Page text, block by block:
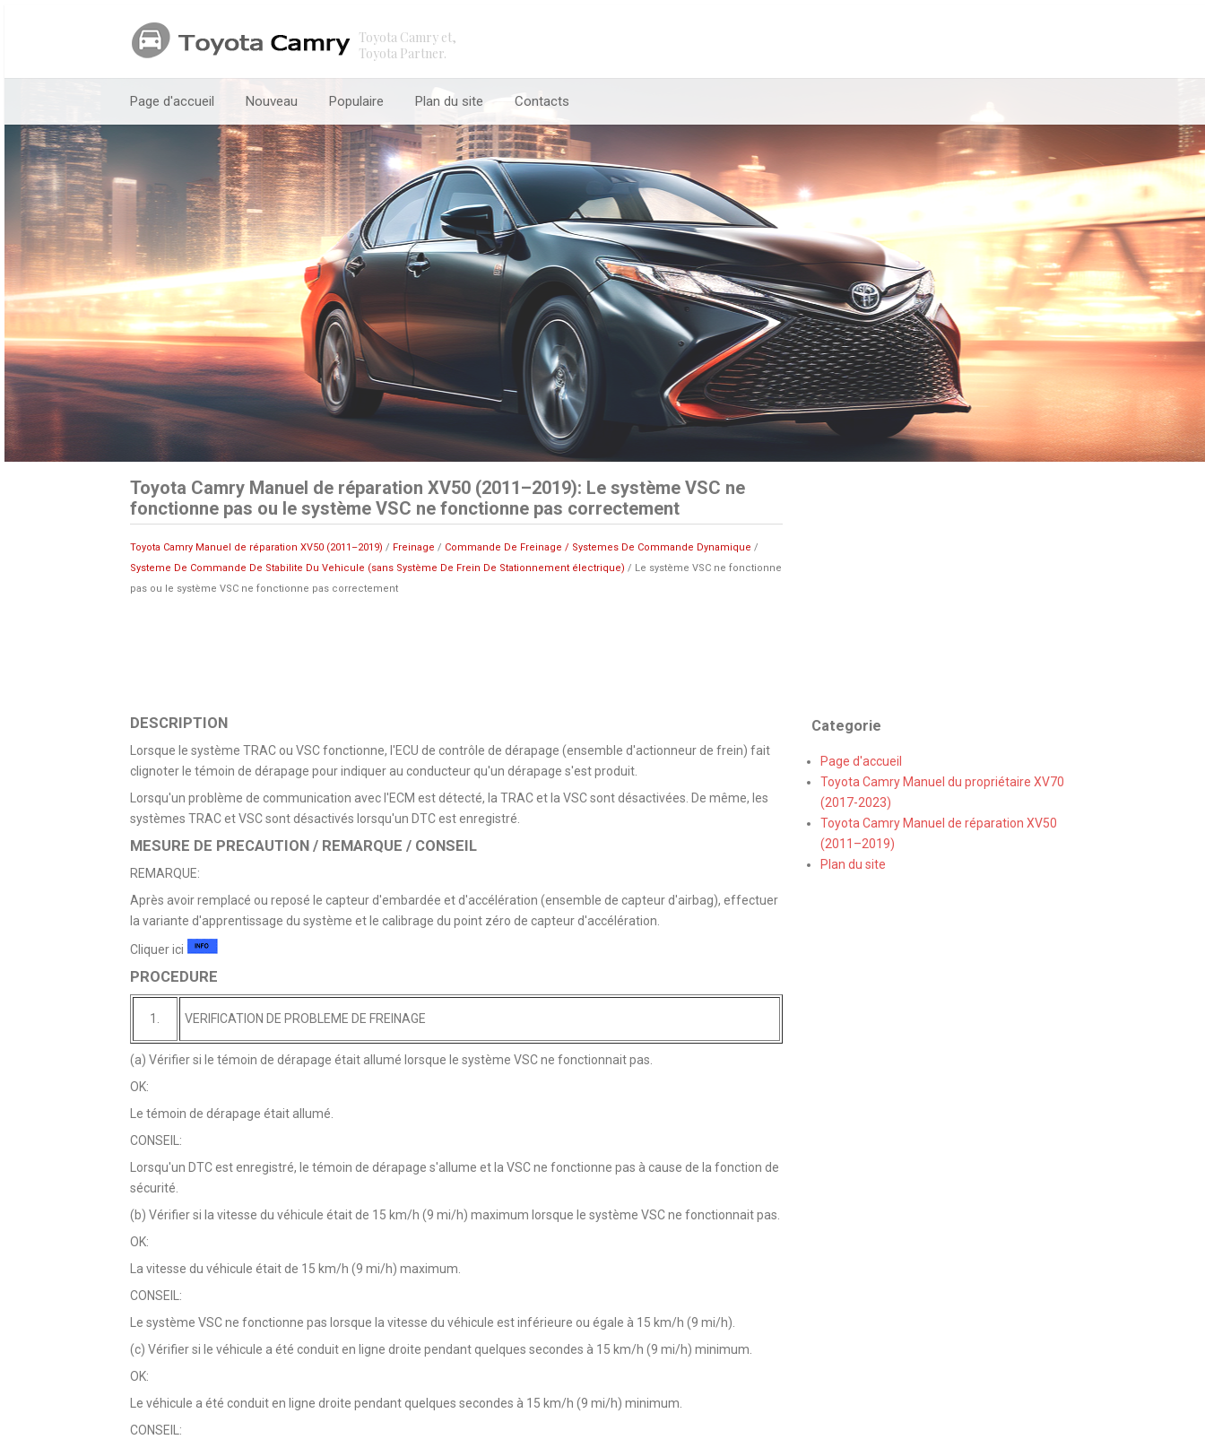
Toyota Camry et,
Toyota Partner.
Page d'accueil Nouveau Populaire Plan du site Contacts
Toyota Camry Manuel de réparation XV50 (2011–2019): Le système VSC ne
fonctionne pas ou le système VSC ne fonctionne pas correctement
Toyota Camry Manuel de réparation XV50 (2011–2019) / Freinage / Commande De Freinage / Systemes De Commande Dynamique /
Systeme De Commande De Stabilite Du Vehicule (sans Système De Frein De Stationnement électrique) / Le système VSC ne fonctionne
pas ou le système VSC ne fonctionne pas correctement
DESCRIPTION
Lorsque le système TRAC ou VSC fonctionne, l'ECU de contrôle de dérapage (ensemble d'actionneur de frein) fait
clignoter le témoin de dérapage pour indiquer au conducteur qu'un dérapage s'est produit.
Lorsqu'un problème de communication avec l'ECM est détecté, la TRAC et la VSC sont désactivées. De même, les
systèmes TRAC et VSC sont désactivés lorsqu'un DTC est enregistré.
MESURE DE PRECAUTION / REMARQUE / CONSEIL
REMARQUE:
Après avoir remplacé ou reposé le capteur d'embardée et d'accélération (ensemble de capteur d'airbag), effectuer
la variante d'apprentissage du système et le calibrage du point zéro de capteur d'accélération.
Cliquer ici
PROCEDURE
1. VERIFICATION DE PROBLEME DE FREINAGE
(a) Vérifier si le témoin de dérapage était allumé lorsque le système VSC ne fonctionnait pas.
OK:
Le témoin de dérapage était allumé.
CONSEIL:
Lorsqu'un DTC est enregistré, le témoin de dérapage s'allume et la VSC ne fonctionne pas à cause de la fonction de
sécurité.
(b) Vérifier si la vitesse du véhicule était de 15 km/h (9 mi/h) maximum lorsque le système VSC ne fonctionnait pas.
OK:
La vitesse du véhicule était de 15 km/h (9 mi/h) maximum.
CONSEIL:
Le système VSC ne fonctionne pas lorsque la vitesse du véhicule est inférieure ou égale à 15 km/h (9 mi/h).
(c) Vérifier si le véhicule a été conduit en ligne droite pendant quelques secondes à 15 km/h (9 mi/h) minimum.
OK:
Le véhicule a été conduit en ligne droite pendant quelques secondes à 15 km/h (9 mi/h) minimum.
CONSEIL:
Categorie
Page d'accueil
Toyota Camry Manuel du propriétaire XV70
(2017-2023)
Toyota Camry Manuel de réparation XV50
(2011–2019)
Plan du site